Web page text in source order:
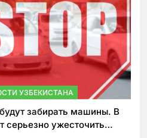
УЗБЕКИСТАНА
забирать машины. В
серьезно ужесточить